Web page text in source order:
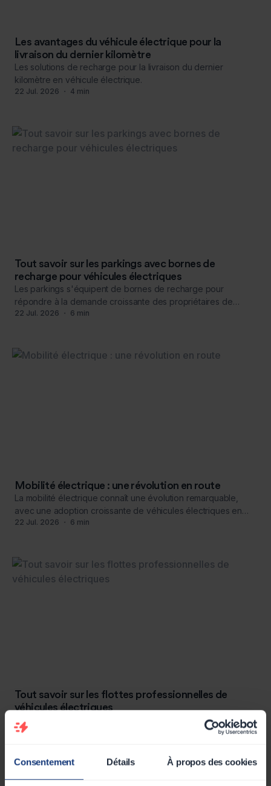
Consentement Détails À propos des cookies
Les avantages du véhicule électrique pour la
livraison du dernier kilomètre
Les solutions de recharge pour la livraison du dernier
kilomètre en véhicule électrique.
22 Jul. 2026 ・ 4 min
Tout savoir sur les parkings avec bornes de
recharge pour véhicules électriques
Les parkings s'équipent de bornes de recharge pour
répondre à la demande croissante des propriétaires de
véhicules électriques.
22 Jul. 2026 ・ 6 min
Mobilité électrique : une révolution en route
La mobilité électrique connaît une évolution remarquable,
avec une adoption croissante de véhicules électriques en
France, stimulée par une prise de conscience
financières.
22 Jul. 2026 ・ 6 min
Tout savoir sur les flottes professionnelles de
véhicules électriques
Un résumé sur l'électrification des flottes de véhicules
professionnels